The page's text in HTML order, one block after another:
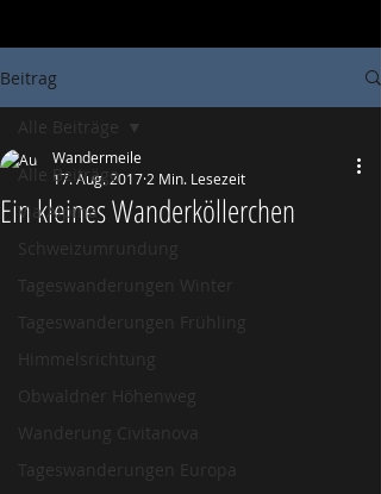
Beitrag
Alle Beiträge
Via Alpina
Schweizumrundung
Tageswanderungen Winter
Tageswanderungen Frühling
Himmelsrichtung
Obwaldner Höhenweg
Wanderung Civitanova
Tageswanderungen Europa
Alle Beiträge
Ein kleines Wanderköllerchen
Wandermeile
17. Aug. 2017 2 Min. Lesezeit